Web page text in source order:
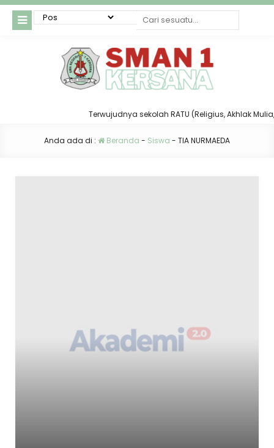
Terwujudnya sekolah RATU (Religius, Akhlak
Anda ada di : Beranda - Siswa - TIA NURMAEDA